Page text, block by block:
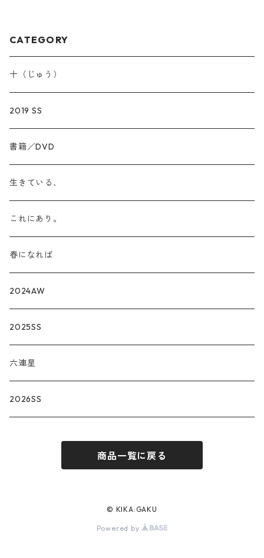
CATEGORY
十（じゅう）
2019 SS
書籍／DVD
生きている、
これにあり。
春になれば
2024AW
2025SS
六連星
2026SS
商品一覧に戻る
© KIKA:GAKU
Powered by